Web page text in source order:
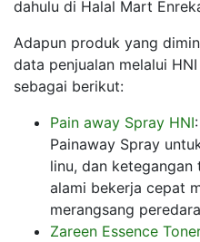
dahulu di Halal Mart
Adapun produk yang
data penjualan melalui
sebagai berikut:
Pain away Spray HNI:
Painaway Spray
linu, dan ketegangan
alami bekerja cepat
merangsang
Zareen Essence